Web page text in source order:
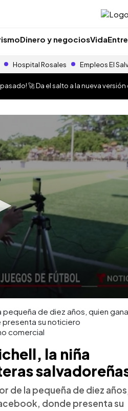
Dinero y negociosVida
Hospital Rosales Empleos El
🚀 Da el salto a la nueva versión
de diez años, quien
su noticiero
comercial
la niña
de la pequeña de diez
donde presenta su